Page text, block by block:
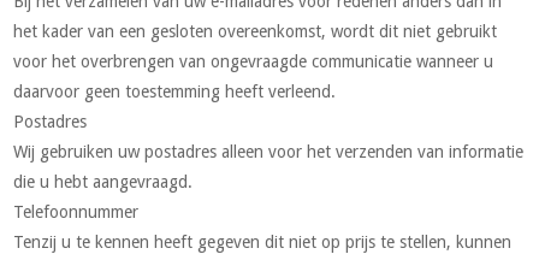
het kader van een gesloten overeenkomst, wordt dit niet gebruikt
voor het overbrengen van ongevraagde communicatie wanneer u
daarvoor geen toestemming heeft verleend.
Postadres
Wij gebruiken uw postadres alleen voor het verzenden van informatie
die u hebt aangevraagd.
Telefoonnummer
Tenzij u te kennen heeft gegeven dit niet op prijs te stellen, kunnen